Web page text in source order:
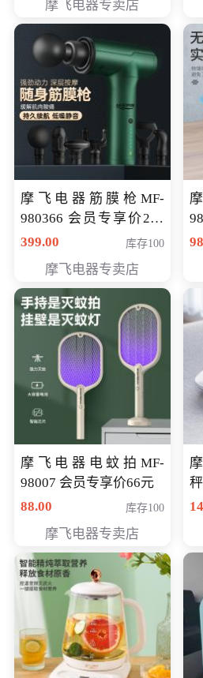
摩飞电器专卖店
摩飞电器筋膜枪MF-
980366 会员专享价299
元
399.00 库存100
摩飞电器专卖店
摩飞电器电蚊拍MF-
98007 会员专享价66元
88.00
库存100
摩飞电器专卖店